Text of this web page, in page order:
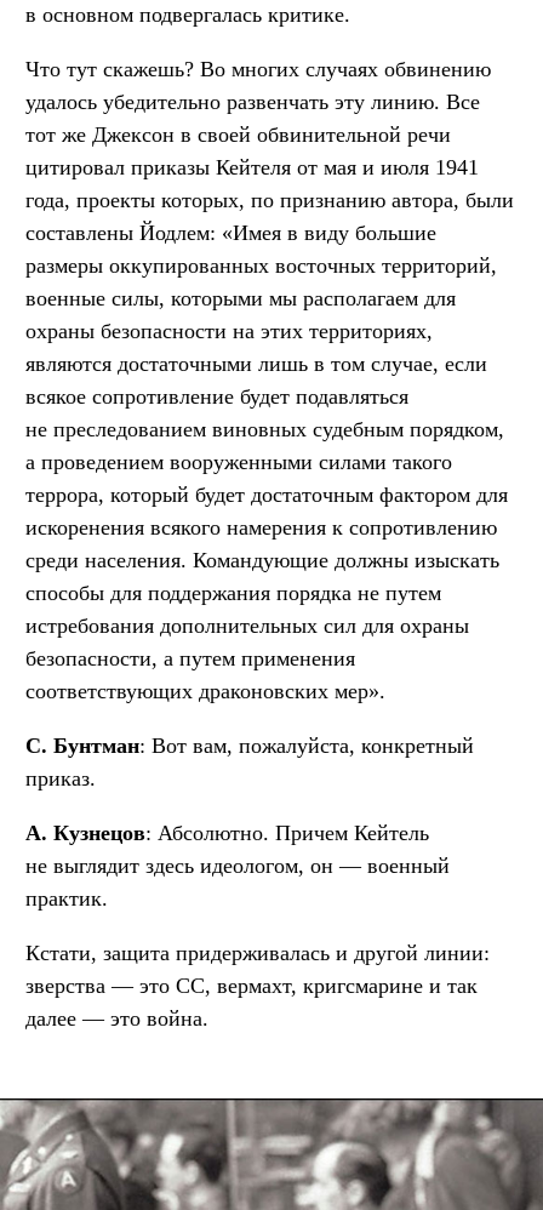
в основном подвергалась критике.
Что тут скажешь? Во многих случаях обвинению
удалось убедительно развенчать эту линию. Все
тот же Джексон в своей обвинительной речи
цитировал приказы Кейтеля от мая и июля 1941
года, проекты которых, по признанию автора, были
составлены Йодлем: «Имея в виду большие
размеры оккупированных восточных территорий,
военные силы, которыми мы располагаем для
охраны безопасности на этих территориях,
являются достаточными лишь в том случае, если
всякое сопротивление будет подавляться
не преследованием виновных судебным порядком,
а проведением вооруженными силами такого
террора, который будет достаточным фактором для
искоренения всякого намерения к сопротивлению
среди населения. Командующие должны изыскать
способы для поддержания порядка не путем
истребования дополнительных сил для охраны
безопасности, а путем применения
соответствующих драконовских мер».
С. Бунтман: Вот вам, пожалуйста, конкретный
приказ.
А. Кузнецов: Абсолютно. Причем Кейтель
не выглядит здесь идеологом, он — военный
практик.
Кстати, защита придерживалась и другой линии:
зверства — это СС, вермахт, кригсмарине и так
далее — это война.